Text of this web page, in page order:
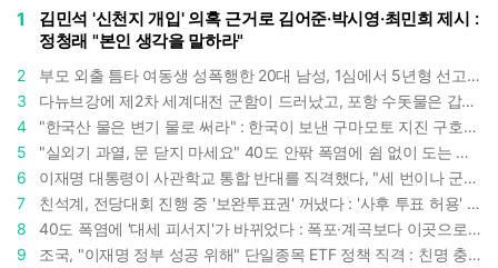
1
김민석 '신천지 개입' 의혹 근거로 김어준·박시영·최민희 제시 :
정청래 "본인 생각을 말하라"
2
부모 외출 틈타 여동생 성폭행한 20대 남성, 1심에서 5년형 선고 : 친족 간 '암수범죄'의 심각성
3
다뉴브강에 제2차 세계대전 군함이 드러났고, 포항 수돗물은 갑자기 짜졌다 : 폭염·가뭄이 만든 낯선 풍경
4
"한국산 물은 변기 물로 써라" : 한국이 보낸 구마모토 지진 구호품에 한 일본인이 보인 반응
5
"실외기 과열, 문 닫지 마세요" 40도 안팎 폭염에 쉼 없이 도는 에어컨 : 화재 위험 경고등!
6
이재명 대통령이 사관학교 통합 반대를 직격했다, "세 번이나 군사 쿠데타 했는데 압도적 지위"
7
친석계, 전당대회 진행 중 '보완투표권' 꺼냈다 : '사후 투표 허용' 무리수에 정청래 "투표 쿠데타"
8
40도 폭염에 '대세 피서지'가 바뀌었다 : 폭포·계곡보다 이곳으로 더 몰린다
9
조국, "이재명 정부 성공 위해" 단일종목 ETF 정책 직격 : 친명 충성파는 조국을 '반명'이라 할까